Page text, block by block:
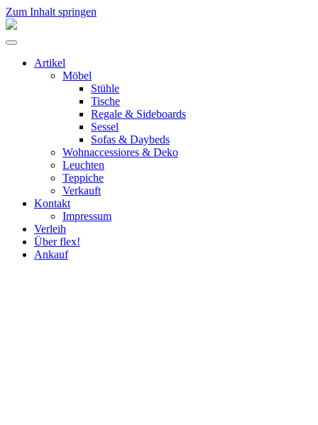
Zum Inhalt springen
flex!
vintage
Menü
umschalten
Artikel
Möbel
Stühle
Tische
Regale & Sideboards
Sessel
Sofas & Daybeds
Wohnaccessiores & Deko
Leuchten
Teppiche
Verkauft
Kontakt
Impressum
Verleih
Über flex!
Ankauf